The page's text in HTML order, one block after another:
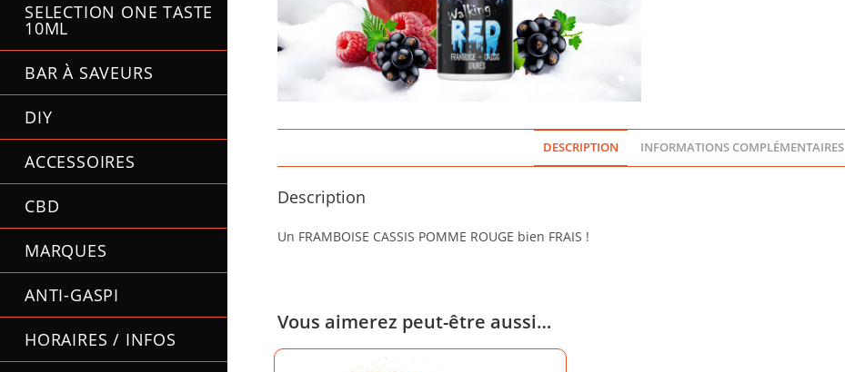
SELECTION ONE TASTE
10ML
BAR À SAVEURS
DIY
ACCESSOIRES
CBD
MARQUES
ANTI-GASPI
HORAIRES / INFOS
DESCRIPTION INFORMATIONS COMPLÉMENTAIRES
Description
Un FRAMBOISE CASSIS POMME ROUGE bien FRAIS !
Vous aimerez peut-être aussi…